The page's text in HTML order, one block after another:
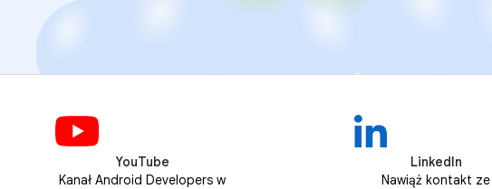
YouTube
Kanał Android Developers w
LinkedIn
Nawiąż kontakt ze